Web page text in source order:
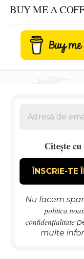
BUY ME A
Citește
Nu facem
politica
confidențialitate
multe